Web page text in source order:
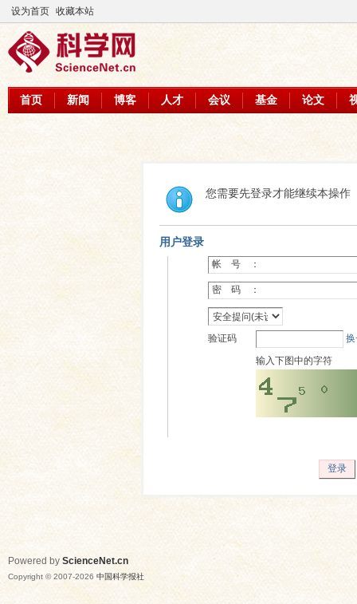
设为首页 收藏本站
首页 新闻 博客 人才 会议 基金 论文
您需要先登录才能继续本操作
用户登录
帐 号 ：
密 码 ：
验证码
输入下图中的字符
登录
Powered by ScienceNet.cn
Copyright © 2007-2026 中国科学报社